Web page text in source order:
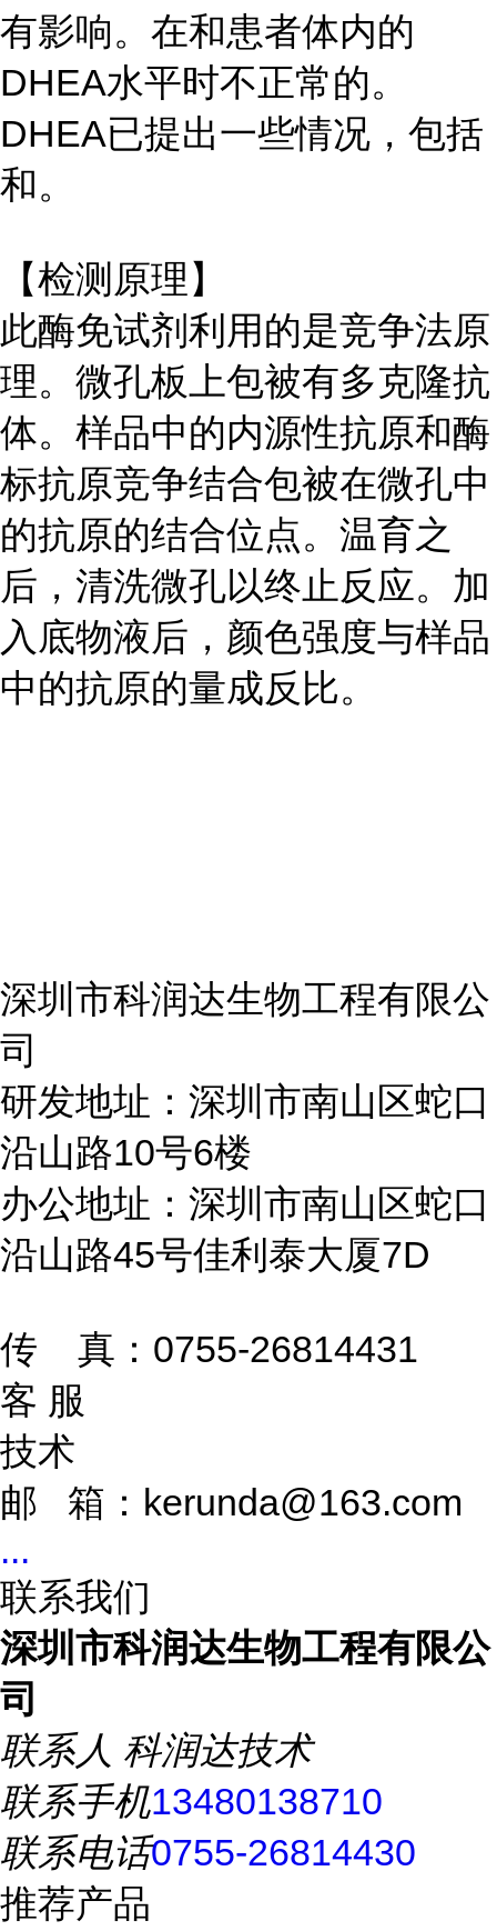
有影响。在和患者体内的
DHEA水平时不正常的。
DHEA已提出一些情况，包括
和。
【检测原理】
此酶免试剂利用的是竞争法原
理。微孔板上包被有多克隆抗
体。样品中的内源性抗原和酶
标抗原竞争结合包被在微孔中
的抗原的结合位点。温育之
后，清洗微孔以终止反应。加
入底物液后，颜色强度与样品
中的抗原的量成反比。
深圳市科润达生物工程有限公
司
研发地址：深圳市南山区蛇口
沿山路10号6楼
办公地址：深圳市南山区蛇口
沿山路45号佳利泰大厦7D
传 真：0755-26814431
客 服
技术
邮 箱：kerunda@163.com
...
联系我们
深圳市科润达生物工程有限公
司
联系人 科润达技术
联系手机13480138710
联系电话0755-26814430
推荐产品